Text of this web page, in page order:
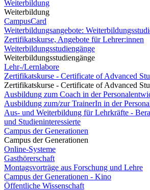
Weiterbildung
Weiterbildung
CampusCard
Weiterbildungsangebote:
Zertifikatskurse, Angebote für Lehrer:innen
Weiterbildungsstudiengänge
Weiterbildungsstudiengänge
Lehr-/Lernlabore
Zertifikatskurse - Certificate of Advanced
Zertifikatskurse - Certificate of Advanced
Ausbildung zum Coach in der
Ausbildung zum/zur TrainerIn in der
Aus- und Weiterbildung für Lehrkräfte -
und Studieninteressierte
Campus der Generationen
Campus der Generationen
Online-Systeme
Gasthörerschaft
Montagsvorträge aus Forschung und Lehre
Campus der Generationen - Kino
Öffentliche Wissenschaft